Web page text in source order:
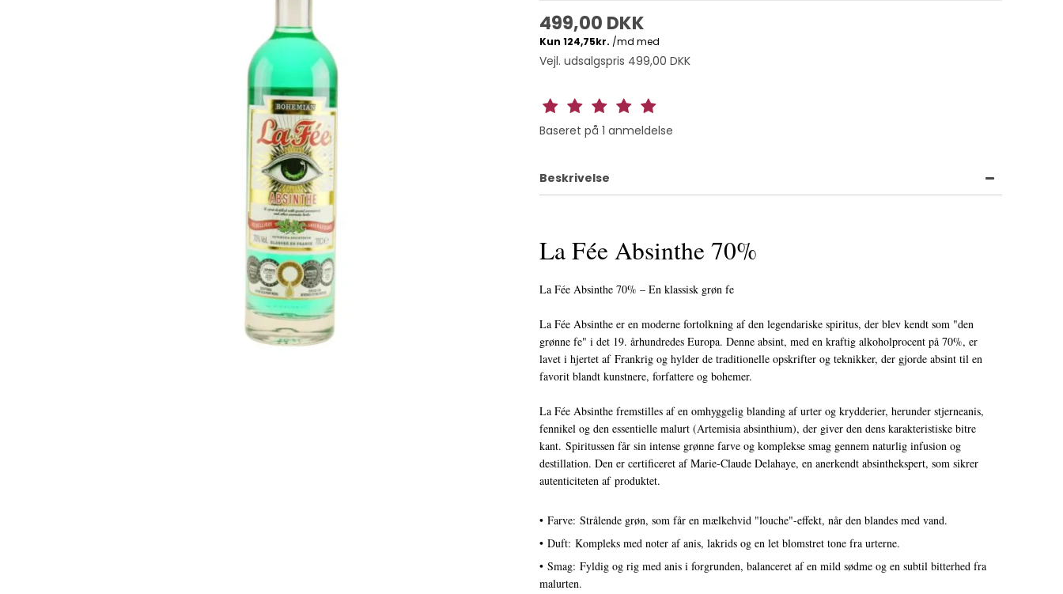
499,00 DKK
Vejl. udsalgspris 499,00 DKK
Baseret på 1 anmeldelse
Beskrivelse
La Fée Absinthe 70%
La Fée Absinthe 70% – En klassisk grøn fe
La Fée Absinthe er en moderne fortolkning af den legendariske spiritus, der blev kendt som "den
grønne fe" i det 19. århundredes Europa. Denne absint, med en kraftig alkoholprocent på 70%, er
lavet i hjertet af Frankrig og hylder de traditionelle opskrifter og teknikker, der gjorde absint til en
favorit blandt kunstnere, forfattere og bohemer.
La Fée Absinthe fremstilles af en omhyggelig blanding af urter og krydderier, herunder stjerneanis,
fennikel og den essentielle malurt (Artemisia absinthium), der giver den dens karakteristiske bitre
kant. Spiritussen får sin intense grønne farve og komplekse smag gennem naturlig infusion og
destillation. Den er certificeret af Marie-Claude Delahaye, en anerkendt absinthekspert, som sikrer
autenticiteten af produktet.
• Farve: Strålende grøn, som får en mælkehvid "louche"-effekt, når den blandes med vand.
• Duft: Kompleks med noter af anis, lakrids og en let blomstret tone fra urterne.
• Smag: Fyldig og rig med anis i forgrunden, balanceret af en mild sødme og en subtil bitterhed fra
malurten.